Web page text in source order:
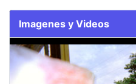
Imagenes y Videos
Slide 1 of 1